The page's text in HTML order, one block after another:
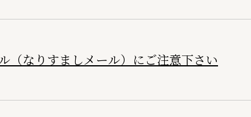
（なりすましメール）にご注意下さい